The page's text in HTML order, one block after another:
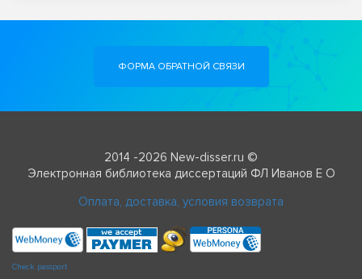
ФОРМА ОБРАТНОЙ СВЯЗИ
2014 -2026 New-disser.ru ©
Электронная библиотека диссертаций ФЛ Иванов Е О
Оплата, доставка, условия возврата
Check passport